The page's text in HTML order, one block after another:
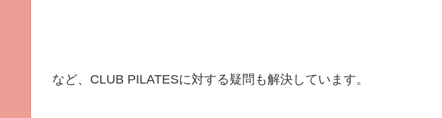
など、CLUB PILATESに対する疑問も解決しています。